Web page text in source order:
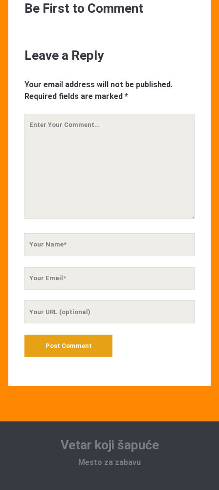
Be First to Comment
Leave a Reply
Your email address will not be published.
Required fields are marked *
Vetar koji šapuće
Mesto za zabavu